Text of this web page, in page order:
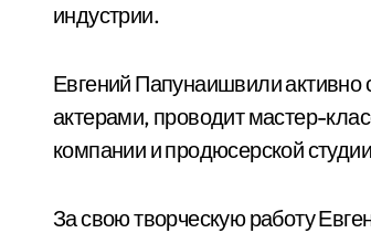
индустрии.
Евгений Папунаишвили активно
актерами, проводит мастер-
компании и продюсерской
За свою творческую работу